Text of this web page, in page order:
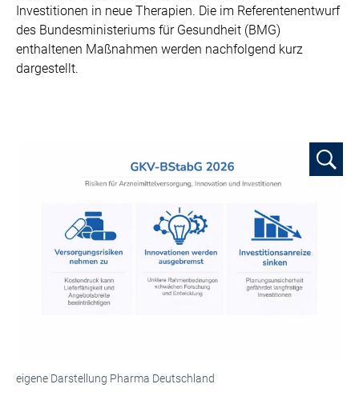
Investitionen in neue Therapien. Die im Referentenentwurf
des Bundesministeriums für Gesundheit (BMG)
enthaltenen Maßnahmen werden nachfolgend kurz
dargestellt.
eigene Darstellung Pharma Deutschland